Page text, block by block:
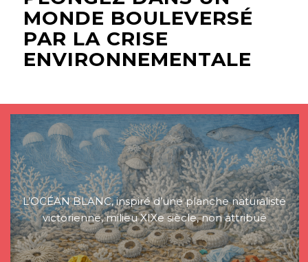
MONDE BOULEVERSÉ
PAR LA CRISE
ENVIRONNEMENTALE
L’OCÉAN BLANC, inspiré d’une planche naturaliste
victorienne, milieu XIXe siècle, non attribué